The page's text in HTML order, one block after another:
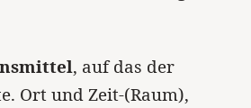
, auf das der
Ort und Zeit-(Raum),